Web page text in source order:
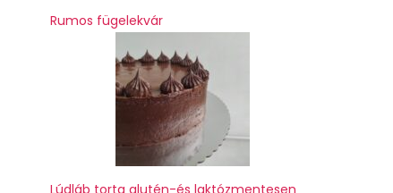
Rumos fügelekvár